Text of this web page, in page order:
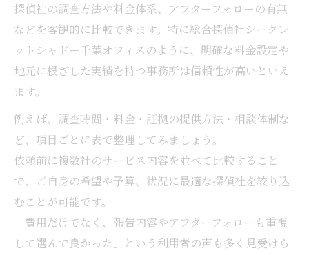
心の負担を減らす浮気調査相談先比較表
浮気調査相談で重視すべきサポート内容
安心して話せる浮気調査相談先を選ぶコツ
浮気調査の費用や成功率の現実と賢い依頼法
浮気調査の費用相場と成功率を比較表で解
説
浮気調査の費用を抑えるための選び方
成功率が高い浮気調査の特徴とは
浮気調査依頼時に失敗しない賢い方法
探偵社の調査方法や料金体系、アフターフォローの有無
などを客観的に比較できます。特に総合探偵社シークレ
ットシャドー千葉オフィスのように、明確な料金設定や
地元に根ざした実績を持つ事務所は信頼性が高いといえ
ます。
例えば、調査時間・料金・証拠の提供方法・相談体制な
ど、項目ごとに表で整理してみましょう。
依頼前に複数社のサービス内容を並べて比較すること
で、ご自身の希望や予算、状況に最適な探偵社を絞り込
むことが可能です。
「費用だけでなく、報告内容やアフターフォローも重視
して選んで良かった」という利用者の声も多く見受けら